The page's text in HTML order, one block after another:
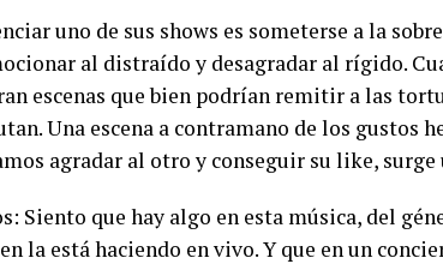
uno de sus shows es someterse a la
al distraído y desagradar al rígido.
escenas que bien podrían remitir a las
Una escena a contramano de los gustos
agradar al otro y conseguir su like,
Siento que hay algo en esta música, del
la está haciendo en vivo. Y que en un